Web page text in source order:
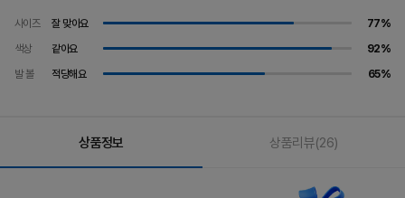
사이즈 잘 맞아요
77%
색상
같아요
92%
발 볼
적당해요 65%
상품정보 상품리뷰(26)